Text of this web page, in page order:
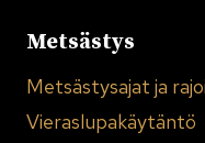
Metsästys
Metsästysajat ja
Vieraslupakäytäntö